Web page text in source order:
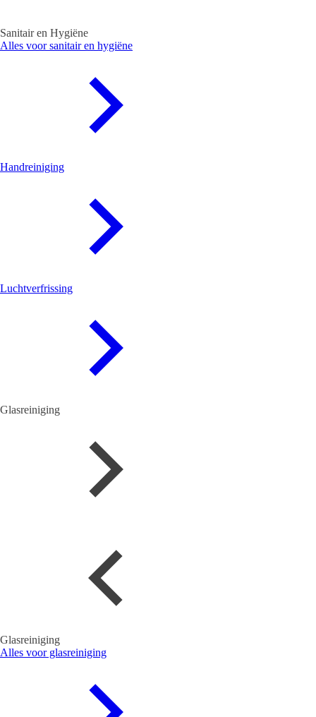
Sanitair en Hygiëne
Alles voor sanitair en hygiëne
Handreiniging
Luchtverfrissing
Glasreiniging
Glasreiniging
Alles voor glasreiniging